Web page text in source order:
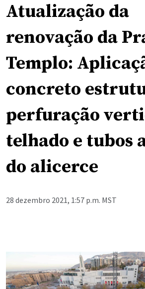
Atualização da
renovação da
Templo:
concreto
perfuração
telhado e tubos
do alicerce
28 dezembro 2021, 1:57 p.m. MST